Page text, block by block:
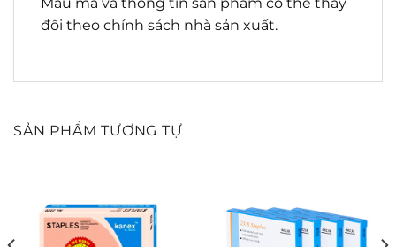
đổi theo chính sách nhà sản xuất.
SẢN PHẨM TƯƠNG TỰ